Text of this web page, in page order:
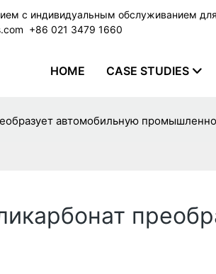
с индивидуальным обслуживанием
​​​​​​​ +86 021 3479 1660
HOME CASE STUDIES
автомобильную